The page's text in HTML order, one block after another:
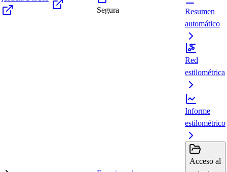
Segura
Resumen
automático
Red
estilométrica
Informe
estilométrico
Acceso al